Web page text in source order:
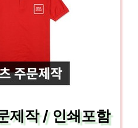
제작 / 인쇄포함